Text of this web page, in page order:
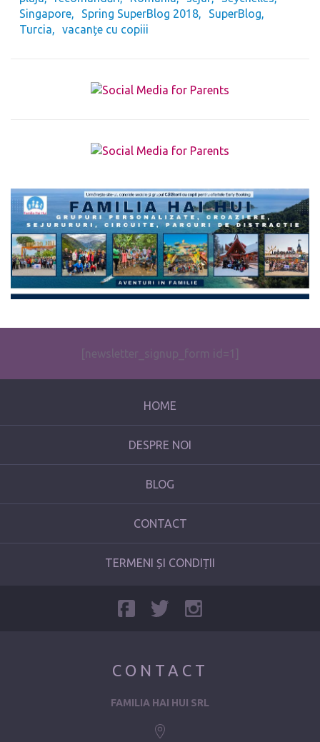
Singapore
Spring SuperBlog 2018
SuperBlog
Turcia
vacanțe cu copiii
The form you have selected does not exist.
[newsletter_signup_form id=1]
HOME
DESPRE NOI
BLOG
CONTACT
TERMENI ȘI CONDIȚII
CONTACT
FAMILIA HAI HUI SRL